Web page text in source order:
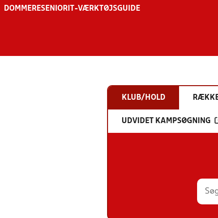
DOMMERESENIOR IT-VÆRKTØJSGUIDE
KLUB/HOLD
UDVIDET KAMPSØGNING